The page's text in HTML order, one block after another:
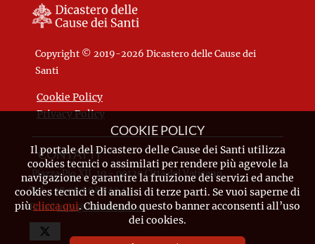
Copyright © 2019-2026 Dicastero delle Cause dei
Santi
Cookie Policy
Privacy Policy
CONTATTI
Piazza Pio XII, 10 - 00120 Città del Vaticano
Tel. +39.06.698.842.44
Emailinfo@causesanti.va
COOKIE POLICY
Il portale del Dicastero delle Cause dei Santi utilizza
cookies tecnici o assimilati per rendere più agevole la
navigazione e garantire la fruizione dei servizi ed anche
cookies tecnici e di analisi di terze parti. Se vuoi saperne di
piùclicca qui. Chiudendo questo banner acconsenti all’uso
dei cookies.